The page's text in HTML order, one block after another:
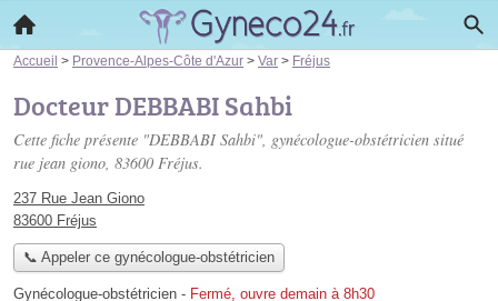
Accueil > Provence-Alpes-Côte d'Azur > Var > Fréjus
Docteur DEBBABI Sahbi
Cette fiche présente "DEBBABI Sahbi", gynécologue-obstétricien situé
rue jean giono, 83600 Fréjus.
237 Rue Jean Giono
83600 Fréjus
📞 Appeler ce gynécologue-obstétricien
Gynécologue-obstétricien - Fermé, ouvre demain à 8h30